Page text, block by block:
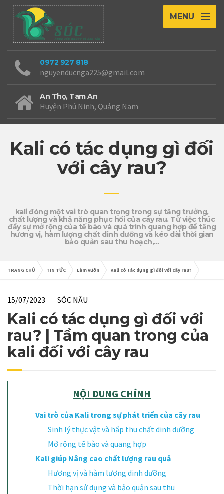
MENU
0972 927 818
nguyenducnga225@gmail.com
An Thọ, Tam An
Huyện Phú Ninh, Quảng Nam
Kali có tác dụng gì đối
với cây rau?
kali đóng một vai trò quan trọng trong sự tăng trưởng,
chất lượng và khả năng phục hồi của cây rau. Từ việc thúc
đẩy sự mở rộng của tế bào và quá trình quang hợp để tăng
hương vị, hàm lượng chất dinh dưỡng và kéo dài thời gian
bảo quản sau thu hoạch,...
TRANG CHỦ TIN TỨC Làm vườn Kali có tác dụng gì đối với cây rau?
15/07/2023 SÓC NÂU
Kali có tác dụng gì đối với
rau? | Tầm quan trong của
kali đối với cây rau
NỘI DUNG CHÍNH
Vai trò của Kali trong sự phát triển của cây rau
Sinh lý thực vật và hấp thu chất dinh dưỡng
Mở rộng tế bào và quang hợp
Kali giúp Nâng cao chất lượng rau quả
Hương vị và hàm lượng dinh dưỡng
Thời hạn sử dụng và bảo quản sau thu